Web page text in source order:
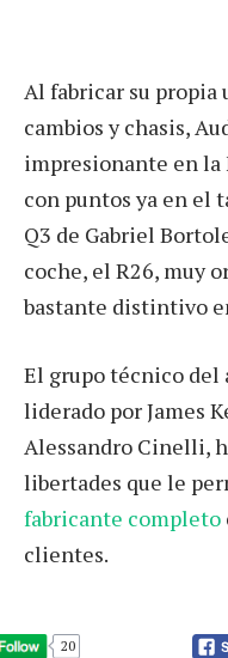
Al fabricar su propia
cambios y chasis,
impresionante en la
con puntos ya en el
Q3 de Gabriel
coche, el R26, muy
bastante distintivo
El grupo técnico del
liderado por James
Alessandro Cinelli,
libertades que le
fabricante completo
clientes.
20